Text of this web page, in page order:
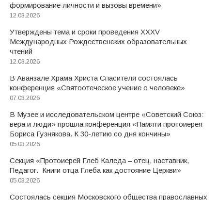
формирование личности и вызовы времени»
12.03.2026
Утверждены тема и сроки проведения XXXV
Международных Рождественских образовательных
чтений
12.03.2026
В Аванзале Храма Христа Спасителя состоялась
конференция «Святоотеческое учение о человеке»
07.03.2026
В Музее и исследовательском центре «Советский Союз:
вера и люди» прошла конференция «Памяти протоиерея
Бориса Гузнякова. К 30-летию со дня кончины»
05.03.2026
Секция «Протоиерей Глеб Каледа – отец, наставник,
Педагог. Книги отца Глеба как достояние Церкви»
05.03.2026
Состоялась секция Московского общества православных